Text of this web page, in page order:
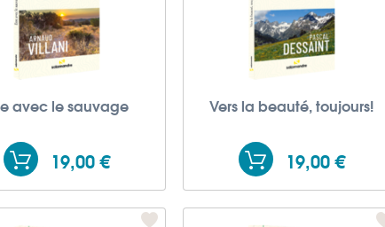
avec le sauvage
19,00 €
Vers la beauté, toujours!
19,00 €